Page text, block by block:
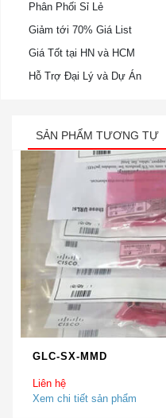
Phân Phối Sỉ Lẻ
Giảm tới 70% Giá List
Giá Tốt tại HN và HCM
Hỗ Trợ Đại Lý và Dự Án
SẢN PHẨM TƯƠNG TỰ
GLC-SX-MMD
Liên hệ
Xem chi tiết sản phẩm